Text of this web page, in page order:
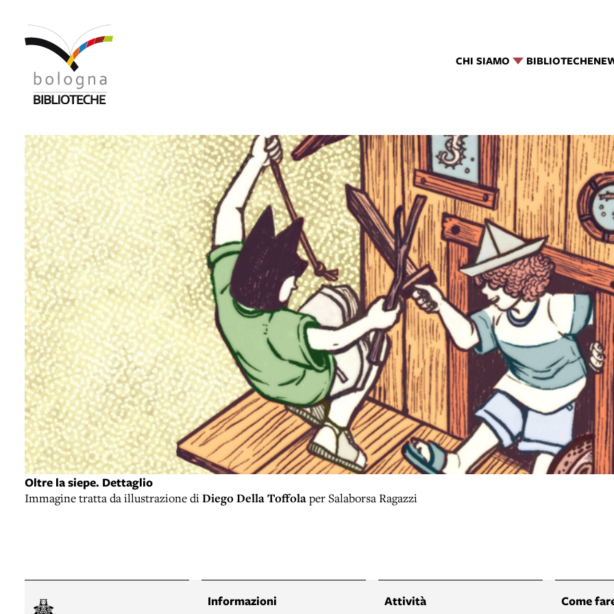
CHI SIAMO BIBLIOTECHE
Oltre la siepe. Dettaglio
Immagine tratta da illustrazione diDiego Della Toffolaper Salaborsa Ragazzi
Informazioni Attività Come